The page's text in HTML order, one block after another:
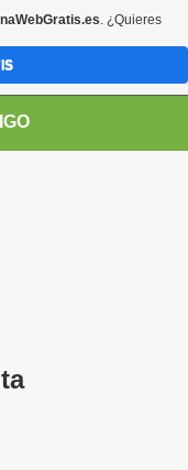
Català y
. ¿Quieres